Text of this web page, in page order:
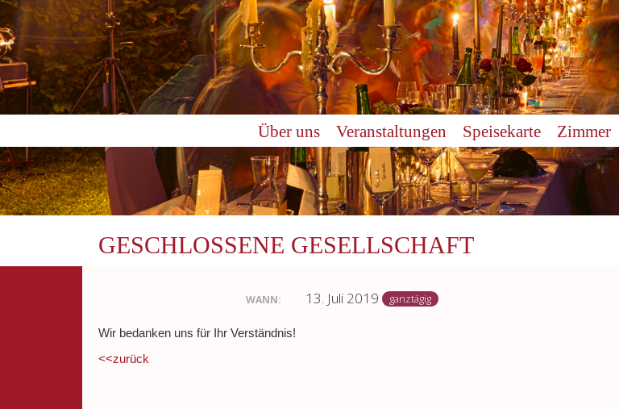
Über uns Veranstaltungen Speisekarte Zimmer
GESCHLOSSENE GESELLSCHAFT
WANN: 13. Juli 2019 ganztägig
Wir bedanken uns für Ihr Verständnis!
<<zurück